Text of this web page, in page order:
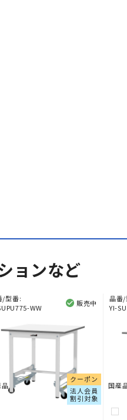
ョンなど
/型番:
WW
販売中
クーポン
法人会員
割引対象
品番/
YI-
国産